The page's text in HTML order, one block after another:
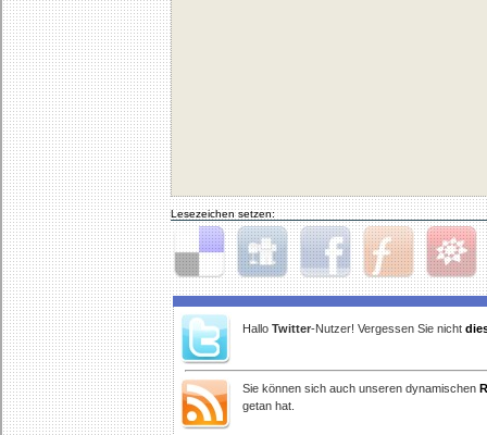
Lesezeichen setzen:
Delicious Digg Facebook Furl StudiVZ
Hallo Twitter-Nutzer! Vergessen Sie nicht
Sie können sich auch unseren dynamischen
getan hat.